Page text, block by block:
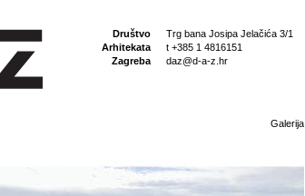
Društvo
Arhitekata
Zagreba
Trg bana Josipa Jelačića 3/1
t +385 1 4816151
daz@d-a-z.hr
Galerija